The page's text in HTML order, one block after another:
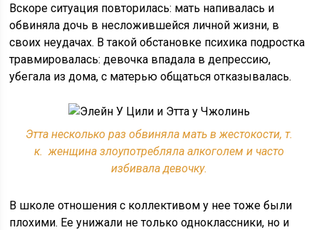
Вскоре ситуация повторилась: мать напивалась и
обвиняла дочь в несложившейся личной жизни, в
своих неудачах. В такой обстановке психика подростка
травмировалась: девочка впадала в депрессию,
убегала из дома, с матерью общаться отказывалась.
Этта несколько раз обвиняла мать в жестокости, т.
к. женщина злоупотребляла алкоголем и часто
избивала девочку.
В школе отношения с коллективом у нее тоже были
плохими. Ее унижали не только одноклассники, но и